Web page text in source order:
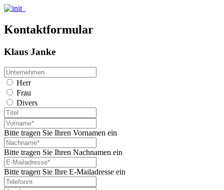
Kontaktformular
Klaus Janke
Herr
Frau
Divers
Bitte tragen Sie Ihren Vornamen ein
Bitte tragen Sie Ihren Nachnamen ein
Bitte tragen Sie Ihre E-Mailadresse ein